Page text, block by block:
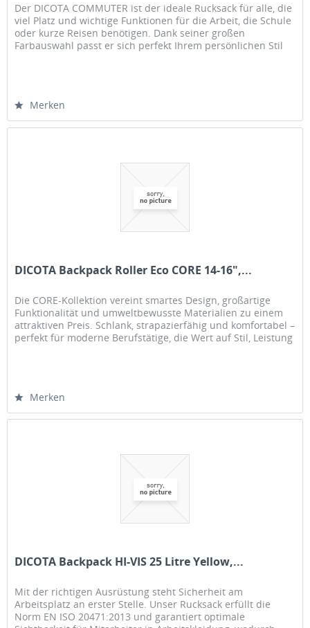
Der DICOTA COMMUTER ist der ideale Rucksack für alle, die
viel Platz und wichtige Funktionen für die Arbeit, die Schule
oder kurze Reisen benötigen. Dank seiner großen
Farbauswahl passt er sich perfekt Ihrem persönlichen Stil
Merken
DICOTA Backpack Roller Eco CORE 14-16",...
Die CORE-Kollektion vereint smartes Design, großartige
Funktionalität und umweltbewusste Materialien zu einem
attraktiven Preis. Schlank, strapazierfähig und komfortabel –
perfekt für moderne Berufstätige, die Wert auf Stil, Leistung
Merken
DICOTA Backpack HI-VIS 25 Litre Yellow,...
Mit der richtigen Ausrüstung steht Sicherheit am
Arbeitsplatz an erster Stelle. Unser Rucksack erfüllt die
Norm EN ISO 20471:2013 und garantiert optimale